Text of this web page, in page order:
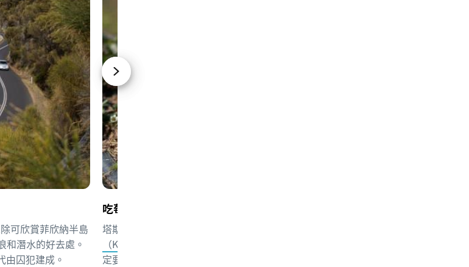
除可欣賞菲欣納半島
和潛水的好去處。
囚犯建成。
吃莓果充電
塔斯曼尼亞這一帶物產豐富，農作物欣欣向榮。要證據嗎？不妨參觀
（Kate′s Berry Farm）
定要好好享受一客雪糕。